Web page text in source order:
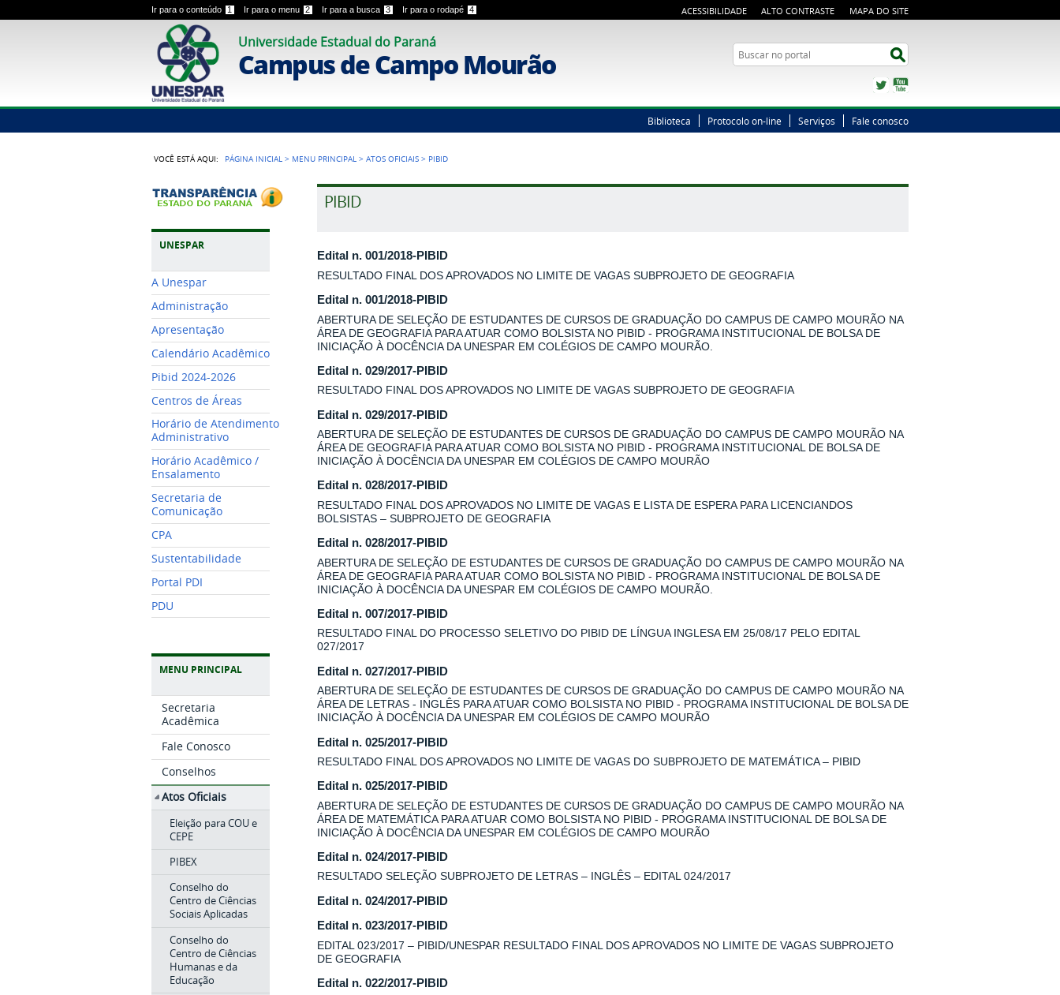
Ir para o conteúdo 1 Ir para o menu 2 Ir para a busca 3 Ir para o rodapé 4 ACESSIBILIDADE ALTO CONTRASTE MAPA DO SITE
Universidade Estadual do Paraná
Campus de Campo Mourão Busca
Twitter
Biblioteca Protocolo on-line Serviços Fale conosco
VOCÊ ESTÁ AQUI: PÁGINA INICIAL > MENU PRINCIPAL >ATOS OFICIAIS > PIBID
UNESPAR
A Unespar
Administração
Apresentação
Calendário Acadêmico
Pibid 2024-2026
Centros de Áreas
Horário de Atendimento
Administrativo
Horário Acadêmico /
Ensalamento
Secretaria de
Comunicação
CPA
Sustentabilidade
Portal PDI
PDU
MENU PRINCIPAL
Secretaria
Acadêmica
Fale Conosco
Conselhos
Atos Oficiais
Eleição para COU e
CEPE
PIBEX
Conselho do
Centro de Ciências
Sociais Aplicadas
Conselho do
Centro de Ciências
Humanas e da
Educação
PIBID
Edital n. 001/2018-PIBID
RESULTADO FINAL DOS APROVADOS NO LIMITE DE VAGAS SUBPROJETO DE GEOGRAFIA
Edital n. 001/2018-PIBID
ABERTURA DE SELEÇÃO DE ESTUDANTES DE CURSOS DE GRADUAÇÃO DO CAMPUS DE CAMPO MOURÃO NA
ÁREA DE GEOGRAFIA PARA ATUAR COMO BOLSISTA NO PIBID - PROGRAMA INSTITUCIONAL DE BOLSA DE
INICIAÇÃO À DOCÊNCIA DA UNESPAR EM COLÉGIOS DE CAMPO MOURÃO.
Edital n. 029/2017-PIBID
RESULTADO FINAL DOS APROVADOS NO LIMITE DE VAGAS SUBPROJETO DE GEOGRAFIA
Edital n. 029/2017-PIBID
ABERTURA DE SELEÇÃO DE ESTUDANTES DE CURSOS DE GRADUAÇÃO DO CAMPUS DE CAMPO MOURÃO NA
ÁREA DE GEOGRAFIA PARA ATUAR COMO BOLSISTA NO PIBID - PROGRAMA INSTITUCIONAL DE BOLSA DE
INICIAÇÃO À DOCÊNCIA DA UNESPAR EM COLÉGIOS DE CAMPO MOURÃO
Edital n. 028/2017-PIBID
RESULTADO FINAL DOS APROVADOS NO LIMITE DE VAGAS E LISTA DE ESPERA PARA LICENCIANDOS
BOLSISTAS – SUBPROJETO DE GEOGRAFIA
Edital n. 028/2017-PIBID
ABERTURA DE SELEÇÃO DE ESTUDANTES DE CURSOS DE GRADUAÇÃO DO CAMPUS DE CAMPO MOURÃO NA
ÁREA DE GEOGRAFIA PARA ATUAR COMO BOLSISTA NO PIBID - PROGRAMA INSTITUCIONAL DE BOLSA DE
INICIAÇÃO À DOCÊNCIA DA UNESPAR EM COLÉGIOS DE CAMPO MOURÃO.
Edital n. 007/2017-PIBID
RESULTADO FINAL DO PROCESSO SELETIVO DO PIBID DE LÍNGUA INGLESA EM 25/08/17 PELO EDITAL
027/2017
Edital n. 027/2017-PIBID
ABERTURA DE SELEÇÃO DE ESTUDANTES DE CURSOS DE GRADUAÇÃO DO CAMPUS DE CAMPO MOURÃO NA
ÁREA DE LETRAS - INGLÊS PARA ATUAR COMO BOLSISTA NO PIBID - PROGRAMA INSTITUCIONAL DE BOLSA DE
INICIAÇÃO À DOCÊNCIA DA UNESPAR EM COLÉGIOS DE CAMPO MOURÃO
Edital n. 025/2017-PIBID
RESULTADO FINAL DOS APROVADOS NO LIMITE DE VAGAS DO SUBPROJETO DE MATEMÁTICA – PIBID
Edital n. 025/2017-PIBID
ABERTURA DE SELEÇÃO DE ESTUDANTES DE CURSOS DE GRADUAÇÃO DO CAMPUS DE CAMPO MOURÃO NA
ÁREA DE MATEMÁTICA PARA ATUAR COMO BOLSISTA NO PIBID - PROGRAMA INSTITUCIONAL DE BOLSA DE
INICIAÇÃO À DOCÊNCIA DA UNESPAR EM COLÉGIOS DE CAMPO MOURÃO
Edital n. 024/2017-PIBID
RESULTADO SELEÇÃO SUBPROJETO DE LETRAS – INGLÊS – EDITAL 024/2017
Edital n. 024/2017-PIBID
Edital n. 023/2017-PIBID
EDITAL 023/2017 – PIBID/UNESPAR RESULTADO FINAL DOS APROVADOS NO LIMITE DE VAGAS SUBPROJETO
DE GEOGRAFIA
Edital n. 022/2017-PIBID